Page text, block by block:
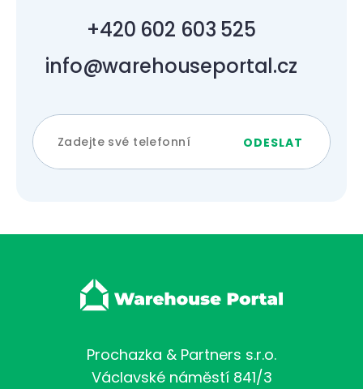
+420 602 603 525
info@warehouseportal.cz
Prochazka & Partners s.r.o.
Václavské náměstí 841/3